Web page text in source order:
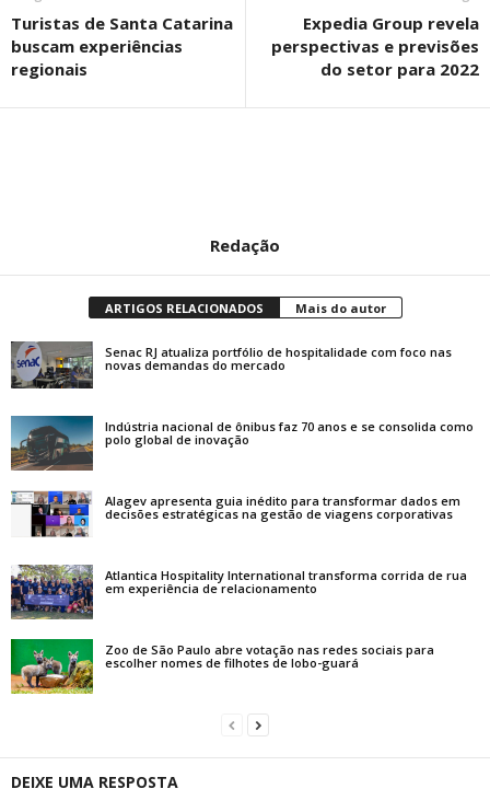
Turistas de Santa Catarina
buscam experiências
regionais
Expedia Group revela
perspectivas e previsões
do setor para 2022
Redação
ARTIGOS RELACIONADOS Mais do autor
Senac RJ atualiza portfólio de hospitalidade com foco nas
novas demandas do mercado
Indústria nacional de ônibus faz 70 anos e se consolida como
polo global de inovação
Alagev apresenta guia inédito para transformar dados em
decisões estratégicas na gestão de viagens corporativas
Atlantica Hospitality International transforma corrida de rua
em experiência de relacionamento
Zoo de São Paulo abre votação nas redes sociais para
escolher nomes de filhotes de lobo-guará
DEIXE UMA RESPOSTA